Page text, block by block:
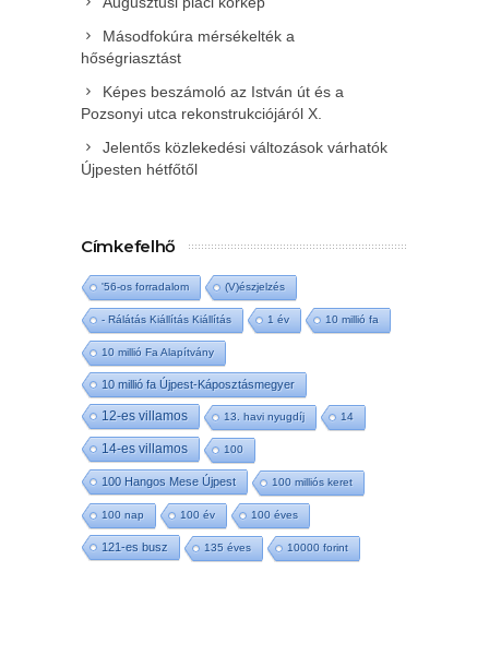
Másodfokúra mérsékelték a
hőségriasztást
Képes beszámoló az István út és a
Pozsonyi utca rekonstrukciójáról X.
Jelentős közlekedési változások várhatók
Újpesten hétfőtől
Címkefelhő
'56-os forradalom (V)észjelzés
- Rálátás Kiállítás Kiállítás 1 év 10 millió fa
10 millió Fa Alapítvány
10 millió fa Újpest-Káposztásmegyer
12-es villamos 13. havi nyugdíj 14
14-es villamos 100
100 Hangos Mese Újpest 100 milliós keret
100 nap 100 év 100 éves
121-es busz 135 éves 10000 forint